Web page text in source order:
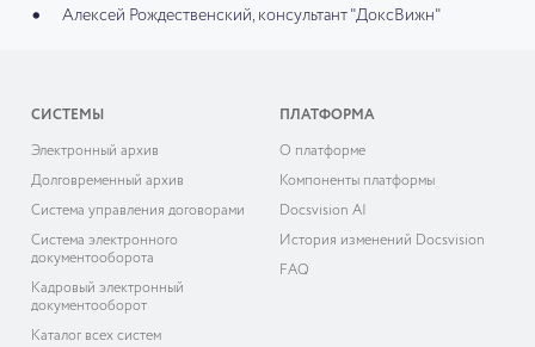
Алексей Рождественский, консультант "ДоксВижн"
СИСТЕМЫ
Электронный архив
Долговременный архив
Система управления договорами
Система электронного
документооборота
Кадровый электронный
документооборот
Каталог всех систем
ПЛАТФОРМА
О платформе
Компоненты платформы
Docsvision AI
История изменений Docsvision
FAQ